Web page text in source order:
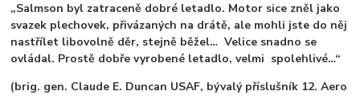
„Salmson byl zatraceně dobré letadlo. Motor sice zněl jako
svazek plechovek, přivázaných na drátě, ale mohli jste do něj
nastřílet libovolně děr, stejně běžel… Velice snadno se
ovládal. Prostě dobře vyrobené letadlo, velmi spolehlivé…“
(brig. gen. Claude E. Duncan USAF, bývalý příslušník 12. Aero